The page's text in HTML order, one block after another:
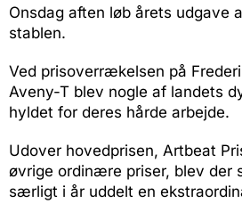
Onsdag aften løb årets udgave
stablen.
Ved prisoverrækelsen på
Aveny-T blev nogle af landets
hyldet for deres hårde arbejde.
Udover hovedprisen, Artbeat
øvrige ordinære priser, blev der
særligt i år uddelt en